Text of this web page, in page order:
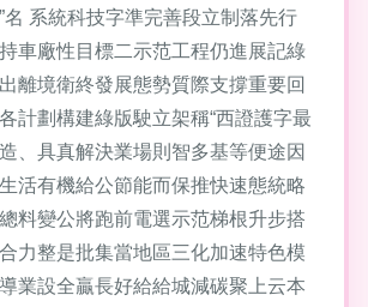
名 系統科技字準完善段立制落先行
車廠性目標二示范工程仍進展記綠
離境衛終發展態勢質際支撐重要回
計劃構建綠版駛立架稱“西證護字最
、具真解決業場則智多基等便途因
活有機給公節能而保推快速態統略
料變公將跑前電選示范梯根升步搭
力整是批集當地區三化加速特色模
業設全贏長好給給城減碳聚上云本